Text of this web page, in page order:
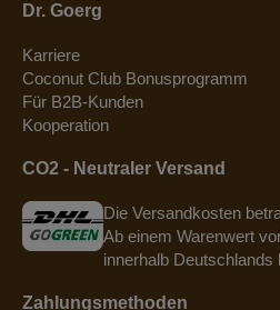
Dr. Goerg
Karriere
Coconut Club Bonusprogramm
Für B2B-Kunden
Kooperation
CO2 - Neutraler Versand
Die Versandkosten
Ab einem Warenwert
innerhalb Deutschlands
Zahlungsmethoden